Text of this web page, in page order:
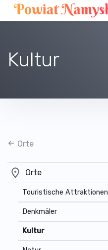
Kultur
Orte
Orte
Touristische Attraktionen
Denkmäler
Kultur